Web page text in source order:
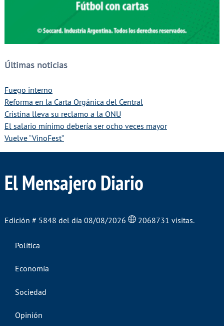
Últimas noticias
Fuego interno
Reforma en la Carta Orgánica del Central
Cristina lleva su reclamo a la ONU
El salario mínimo debería ser ocho veces mayor
Vuelve “VinoFest”
El Mensajero Diario
Edición # 5848 del día 08/08/2026 2068731 visitas.
Política
Economía
Sociedad
Opinión